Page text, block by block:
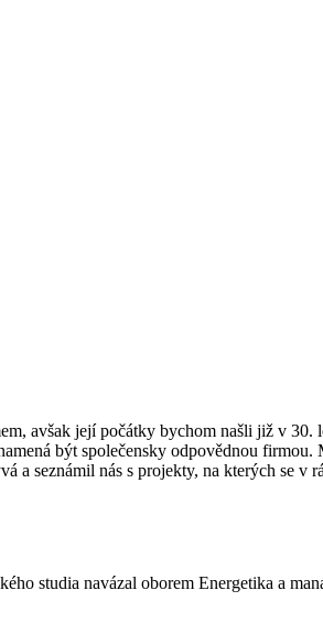
avšak její počátky bychom našli již v 30.
být společensky odpovědnou firmou.
a seznámil nás s projekty, na kterých se v
studia navázal oborem Energetika a